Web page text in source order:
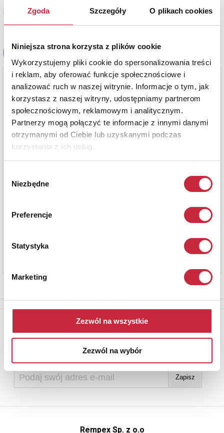
Zgoda Szczegóły O plikach cookies
Niniejsza strona korzysta z plików cookie
Wykorzystujemy pliki cookie do spersonalizowania treści
i reklam, aby oferować funkcje społecznościowe i
analizować ruch w naszej witrynie. Informacje o tym, jak
korzystasz z naszej witryny, udostępniamy partnerom
społecznościowym, reklamowym i analitycznym.
Partnerzy mogą połączyć te informacje z innymi danymi
otrzymanymi od Ciebie lub uzyskanymi podczas
korzystania z ich usług.
zgody
Niezbędne
Preferencje
Statystyka
Marketing
Zezwól na wszystkie
Zezwól na wybór
Zobacz pełne informacje
Newsletter
Aby otrzymywać informacje o nowych aukcjach, prosimy podać
adres e-mail
Rempex Sp. z o.o